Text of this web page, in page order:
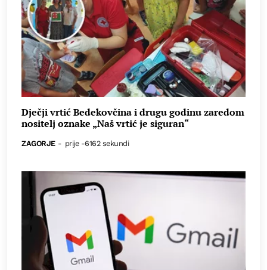
Dječji vrtić Bedekovčina i drugu godinu zaredom
nositelj oznake „Naš vrtić je siguran“
ZAGORJE - prije -6162 sekundi